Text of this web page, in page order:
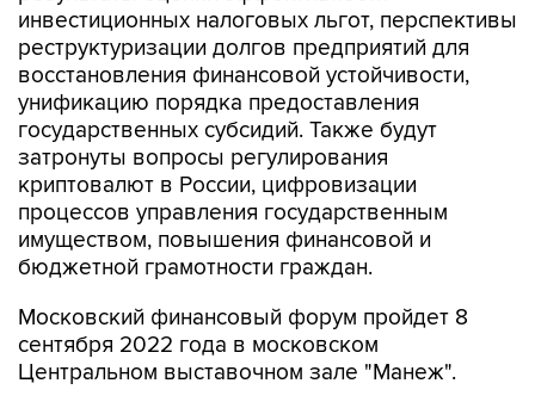
инвестиционных налоговых льгот, перспективы
реструктуризации долгов предприятий для
восстановления финансовой устойчивости,
унификацию порядка предоставления
государственных субсидий. Также будут
затронуты вопросы регулирования
криптовалют в России, цифровизации
процессов управления государственным
имуществом, повышения финансовой и
бюджетной грамотности граждан.
Московский финансовый форум пройдет 8
сентября 2022 года в московском
Центральном выставочном зале "Манеж".